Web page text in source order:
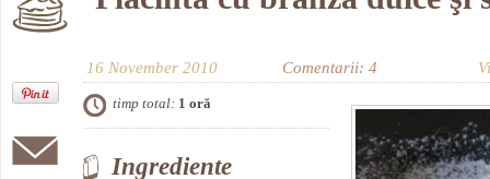
16 November 2010 Comentarii: 4
timp total: 1 oră
Ingrediente